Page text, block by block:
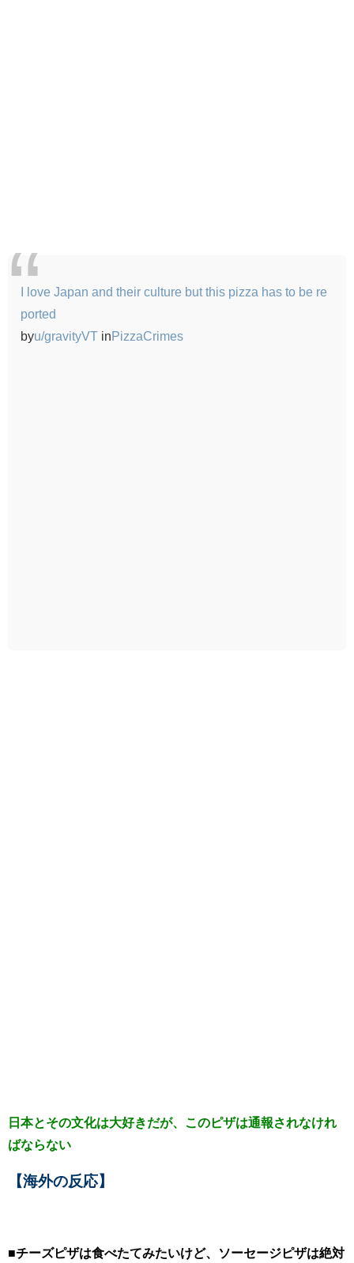
I love Japan and their culture but this pizza has to be re
ported
byu/gravityVT inPizzaCrimes
日本とその文化は大好きだが、このピザは通報されなけれ
ばならない
【海外の反応】
■チーズピザは食べたてみたいけど、ソーセージピザは絶対